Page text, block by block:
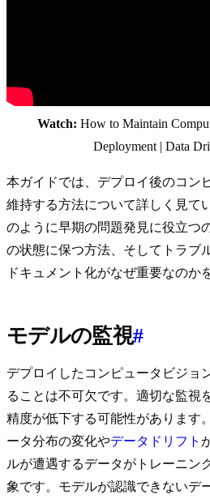
Watch: How to Maintain
Deployment | Data
本ガイドでは、デプロイ後のコン
維持する方法について詳しく見て
のように早期の問題発見に役立つ
の状態に保つ方法、そしてトラブ
ドキュメント化がなぜ重要なのか
モデルの監視#
デプロイしたコンピュータビジョ
ることは不可欠です。適切な監視
精度が低下する可能性があります
ータ分布の変化やデータドリフト
ルが遭遇するデータがトレーニン
象です。モデルが認識できないデ